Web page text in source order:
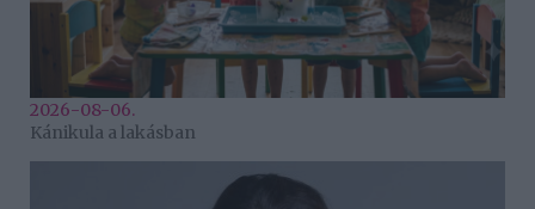
2026-08-06.
Kánikula a lakásban